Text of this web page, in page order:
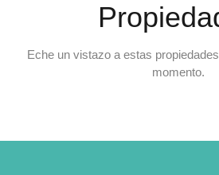
Eche un vistazo a estas
momento.